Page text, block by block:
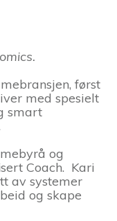
først
med spesielt
smart
og
Coach. Kari
av systemer
og skape